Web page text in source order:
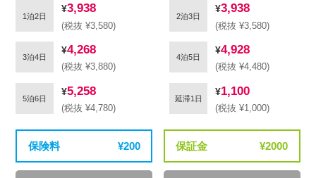
1泊2日
3,938
(税抜 ¥3,580)
2泊3日
3,938
(税抜 ¥3,580)
3泊4日
4,268
(税抜 ¥3,880)
4泊5日
4,928
(税抜 ¥4,480)
5泊6日
5,258
(税抜 ¥4,780)
延滞1日
1,100
(税抜 ¥1,000)
保険料 200 保証金 2000